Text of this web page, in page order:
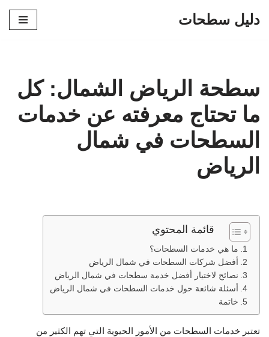
دليل سطحات
سطحة الرياض الشمال: كل
ما تحتاج معرفته عن خدمات
السطحات في شمال
الرياض
قائمة المحتوي
ما هي خدمات السطحات؟
أفضل شركات السطحات في شمال الرياض
نصائح لاختيار أفضل خدمة سطحات في شمال الرياض
أسئلة شائعة حول خدمات السطحات في شمال الرياض
خاتمة
تعتبر خدمات السطحات من الأمور الحيوية التي تهم الكثير من